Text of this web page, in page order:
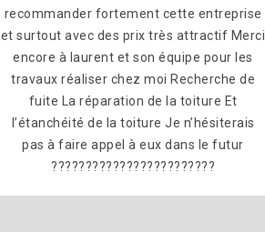
recommander fortement cette entreprise
et surtout avec des prix très attractif Merci
encore à laurent et son équipe pour les
travaux réaliser chez moi Recherche de
fuite La réparation de la toiture Et
l’étanchéité de la toiture Je n’hésiterais
pas à faire appel à eux dans le futur
????????????????????????